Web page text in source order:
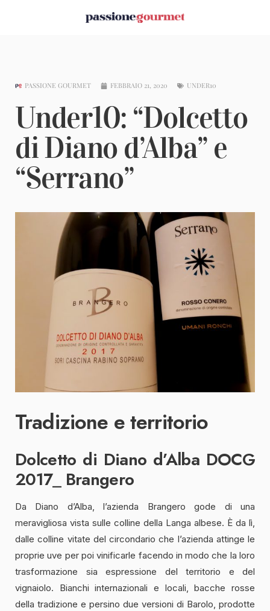
PASSIONE GOURMET FEBBRAIO 21, 2020 UNDER10
Under10: “Dolcetto
di Diano d’Alba” e
“Serrano”
Tradizione e territorio
Dolcetto di Diano d’Alba DOCG
2017_ Brangero
Da Diano d’Alba, l’azienda Brangero gode di una
meravigliosa vista sulle colline della Langa albese. È da lì,
dalle colline vitate del circondario che l’azienda attinge le
proprie uve per poi vinificarle facendo in modo che la loro
trasformazione sia espressione del territorio e del
vignaiolo. Bianchi internazionali e locali, bacche rosse
della tradizione e persino due versioni di Barolo, prodotte